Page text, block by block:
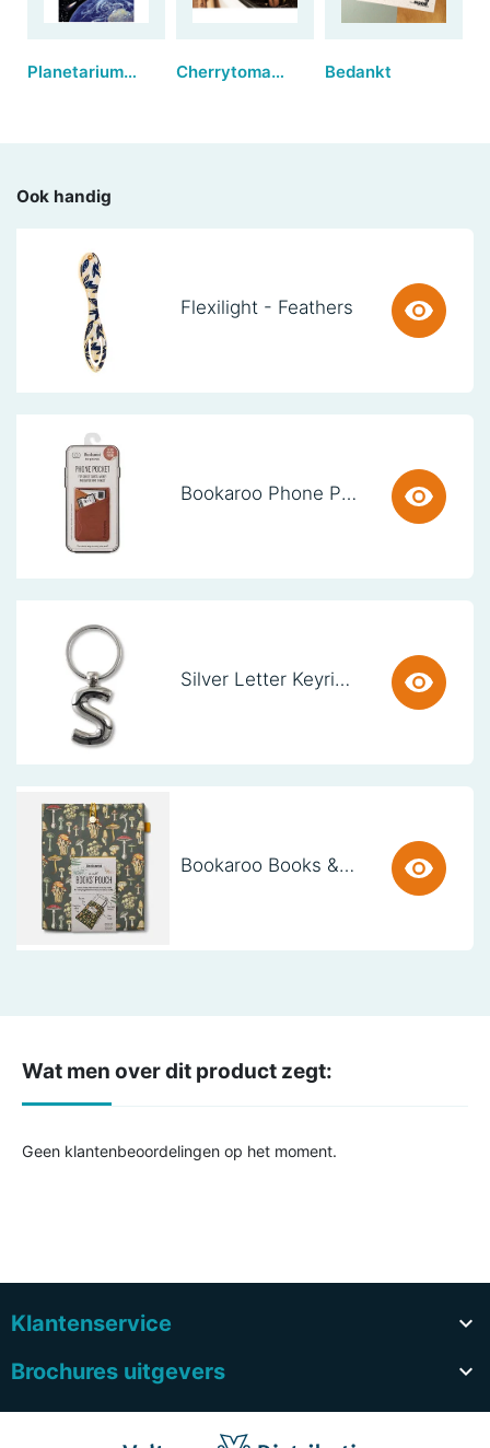
Planetarium Postcards Cherrytomaatjes Bedankt
Ook handig
Flexilight - Feathers
Bookaroo Phone Pocket - Brown
Silver Letter Keyring - S (set van 3)
Bookaroo Books & Stuff Pouch - Botanical
Wat men over dit product zegt:
Geen klantenbeoordelingen op het moment.
Klantenservice

Brochures uitgevers
